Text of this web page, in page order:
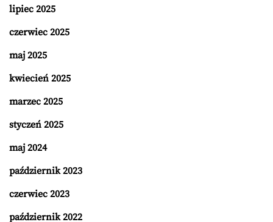
lipiec 2025
czerwiec 2025
maj 2025
kwiecień 2025
marzec 2025
styczeń 2025
maj 2024
październik 2023
czerwiec 2023
październik 2022